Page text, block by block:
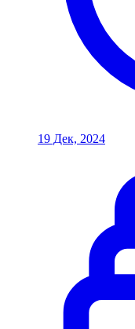
19 Дек, 2024